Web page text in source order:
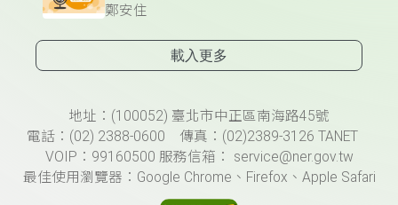
鄭安住
載入更多
頁尾資訊地址：(100052) 臺北市中正區南海路45號
電話：(02) 2388-0600 傳真：(02)2389-3126 TANET
VOIP：99160500 服務信箱： service@ner.gov.tw
最佳使用瀏覽器：Google Chrome、Firefox、Apple Safari